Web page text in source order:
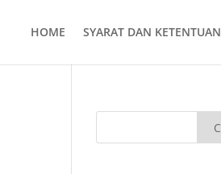
HOME SYARAT DAN KETENTUAN